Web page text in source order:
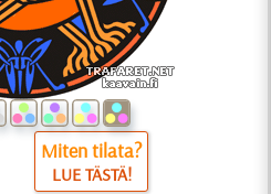
Miten tilata?
LUE TÄSTÄ!